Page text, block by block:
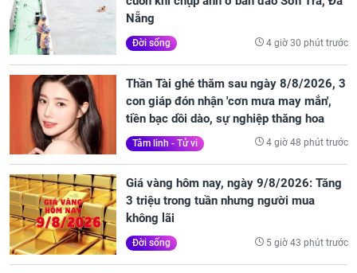
Nẵng
Đời sống 4 giờ 30 phút trước
Thần Tài ghé thăm sau ngày 8/8/2026, 3
con giáp đón nhận 'cơn mưa may mắn',
tiền bạc dồi dào, sự nghiệp thăng hoa
Tâm linh - Tử vi 4 giờ 48 phút trước
Giá vàng hôm nay, ngày 9/8/2026: Tăng
3 triệu trong tuần nhưng người mua
không lãi
Đời sống 5 giờ 43 phút trước